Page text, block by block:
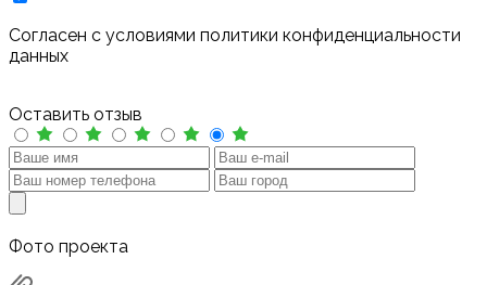
Cогласен с условиями политики конфиденциальности
данных
Оставить отзыв
Фото проекта